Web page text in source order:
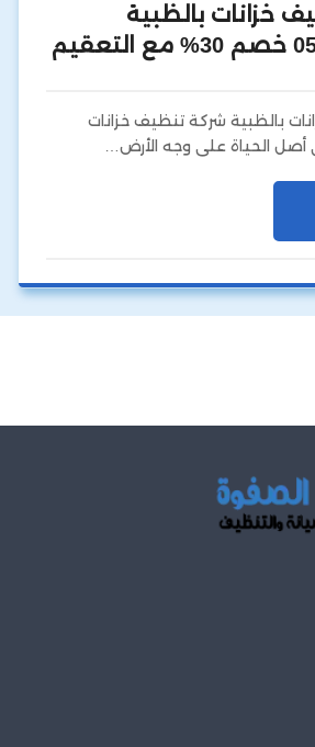
خزانات بالظبية
بالظبية شركة تنظيف خزانات
أصل الحياة على وجه الأرض…